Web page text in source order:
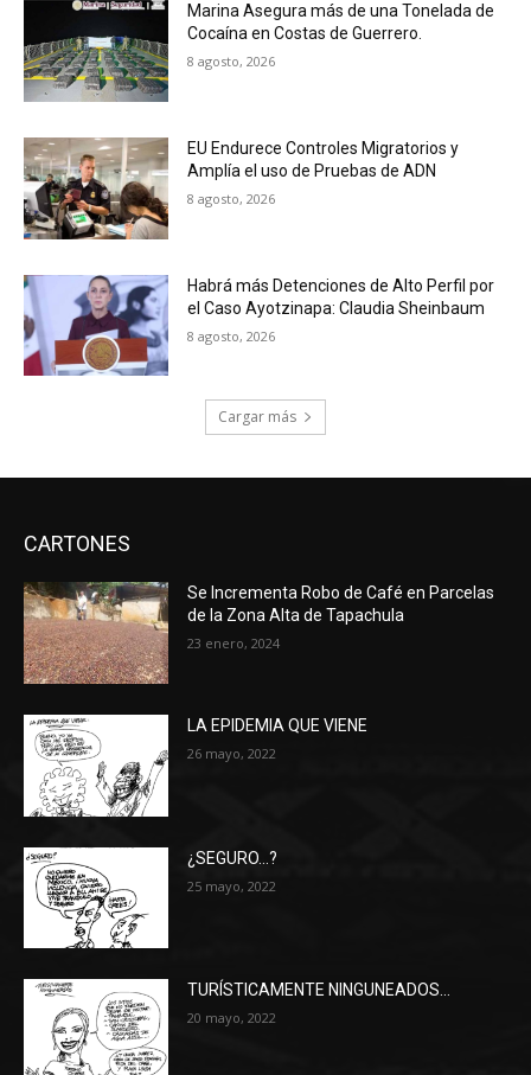
Marina Asegura más de una Tonelada de
Cocaína en Costas de Guerrero.
8 agosto, 2026
EU Endurece Controles Migratorios y
Amplía el uso de Pruebas de ADN
8 agosto, 2026
Habrá más Detenciones de Alto Perfil por
el Caso Ayotzinapa: Claudia Sheinbaum
8 agosto, 2026
Cargar más
CARTONES
Se Incrementa Robo de Café en Parcelas
de la Zona Alta de Tapachula
23 enero, 2024
LA EPIDEMIA QUE VIENE
26 mayo, 2022
¿SEGURO…?
25 mayo, 2022
TURÍSTICAMENTE NINGUNEADOS…
20 mayo, 2022